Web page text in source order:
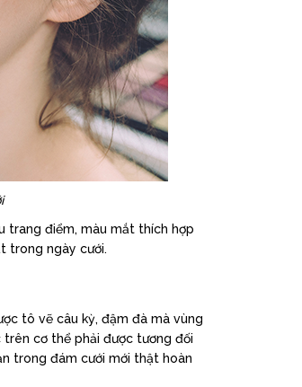
trang điểm, màu mắt thích hợp
trong ngày cưới.
tô vẽ câu kỳ, đậm đà mà vùng
trên cơ thể phải được tương đối
trong đám cưới mới thật hoàn